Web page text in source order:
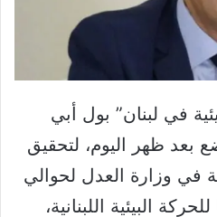
في لبنان” بول أبي
بعد ظهر اليوم، لتحقيق
في وزارة العدل لحوالي
البيئية اللبنانية،